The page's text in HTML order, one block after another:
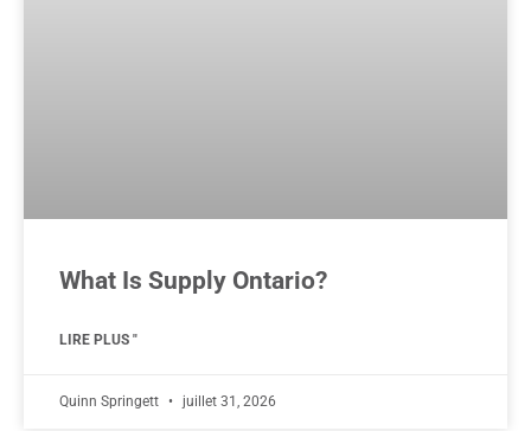
What Is Supply Ontario?
LIRE PLUS "
Quinn Springett juillet 31, 2026